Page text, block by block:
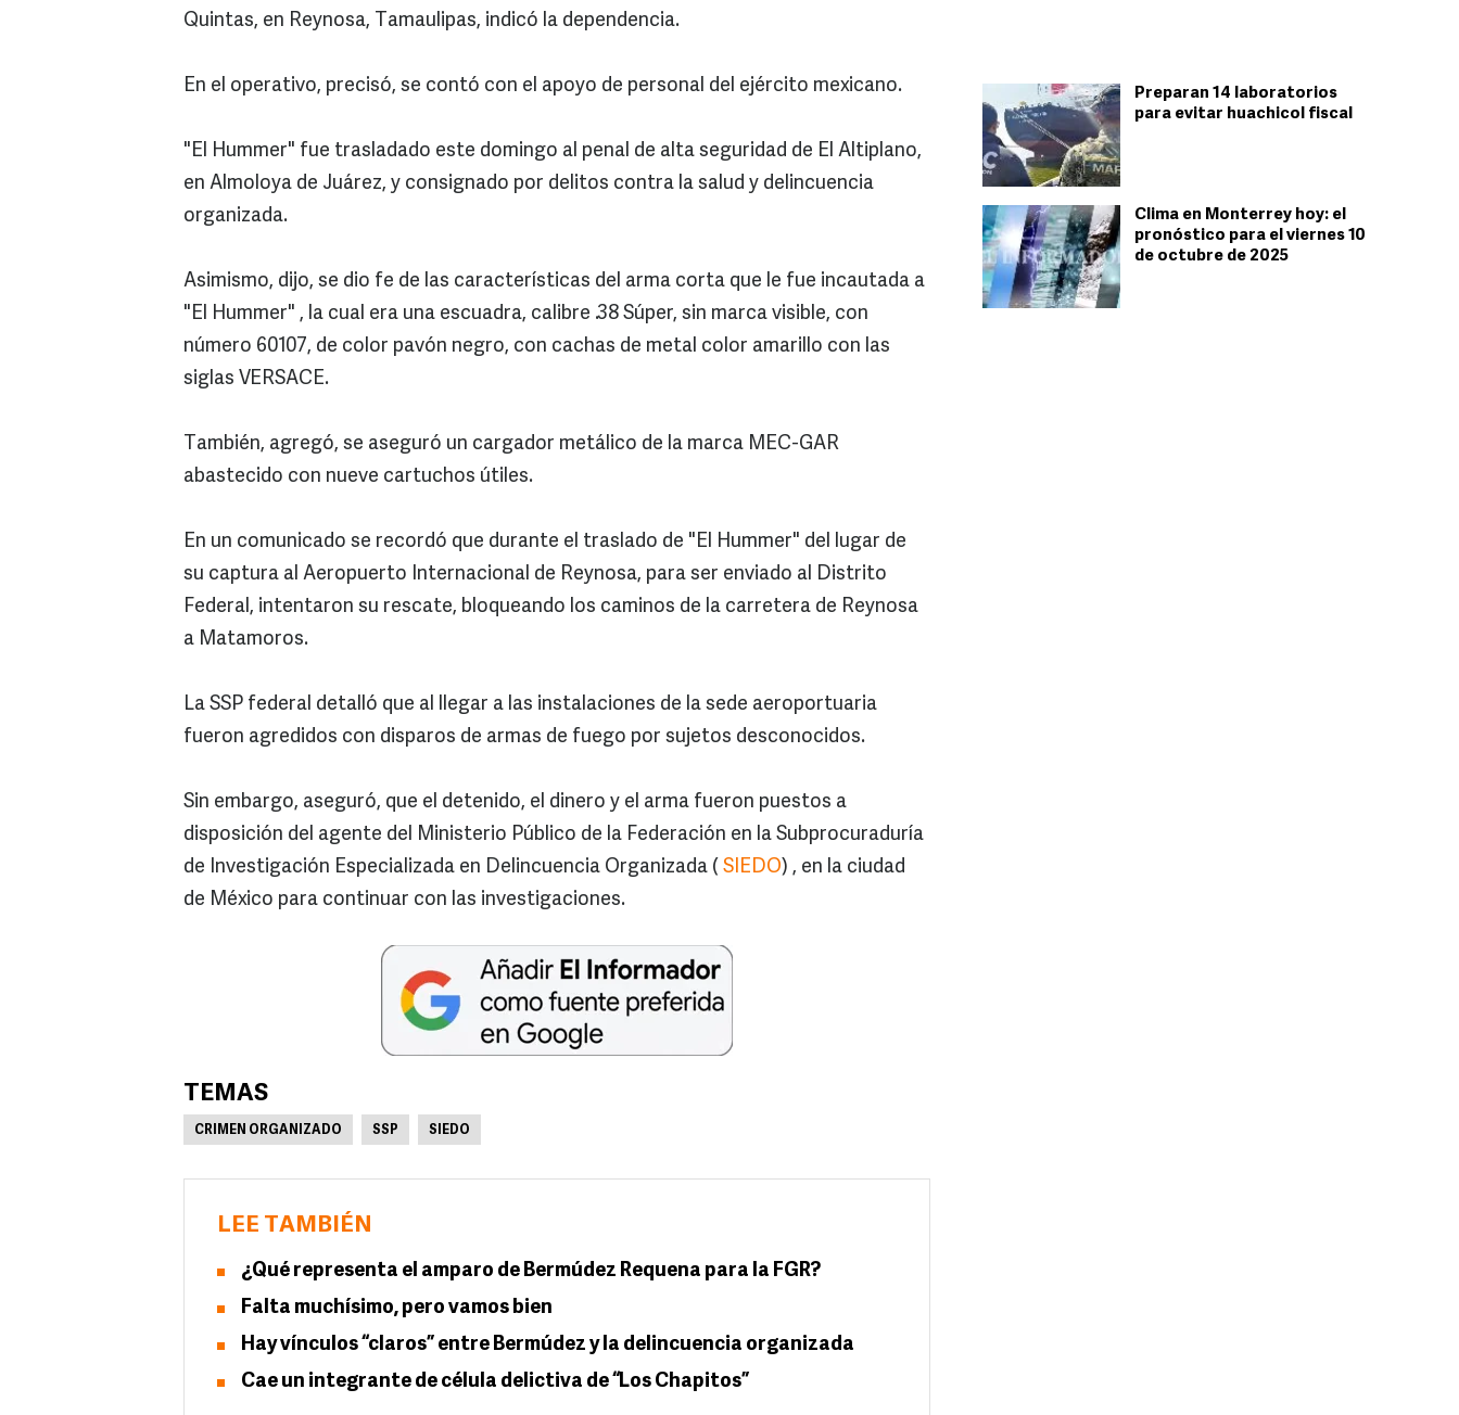
Preparan 14 laboratorios
para evitar huachicol fiscal
Clima en Monterrey hoy: el
pronóstico para el viernes 10
de octubre de 2025
Quintas, en Reynosa, Tamaulipas, indicó la dependencia.
En el operativo, precisó, se contó con el apoyo de personal del ejército mexicano.
"El Hummer" fue trasladado este domingo al penal de alta seguridad de El Altiplano,
en Almoloya de Juárez, y consignado por delitos contra la salud y delincuencia
organizada.
Asimismo, dijo, se dio fe de las características del arma corta que le fue incautada a
"El Hummer" , la cual era una escuadra, calibre .38 Súper, sin marca visible, con
número 60107, de color pavón negro, con cachas de metal color amarillo con las
siglas VERSACE.
También, agregó, se aseguró un cargador metálico de la marca MEC-GAR
abastecido con nueve cartuchos útiles.
En un comunicado se recordó que durante el traslado de "El Hummer" del lugar de
su captura al Aeropuerto Internacional de Reynosa, para ser enviado al Distrito
Federal, intentaron su rescate, bloqueando los caminos de la carretera de Reynosa
a Matamoros.
La SSP federal detalló que al llegar a las instalaciones de la sede aeroportuaria
fueron agredidos con disparos de armas de fuego por sujetos desconocidos.
Sin embargo, aseguró, que el detenido, el dinero y el arma fueron puestos a
disposición del agente del Ministerio Público de la Federación en la Subprocuraduría
de Investigación Especializada en Delincuencia Organizada ( SIEDO) , en la ciudad
de México para continuar con las investigaciones.
TEMAS
CRIMEN ORGANIZADO SSP SIEDO
LEE TAMBIÉN
¿Qué representa el amparo de Bermúdez Requena para la FGR?
Falta muchísimo, pero vamos bien
Hay vínculos “claros” entre Bermúdez y la delincuencia organizada
Cae un integrante de célula delictiva de “Los Chapitos”